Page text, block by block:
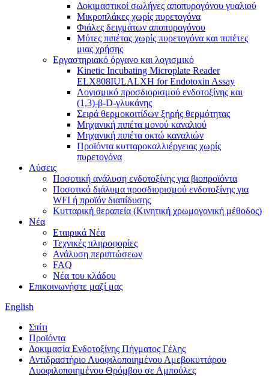
Δοκιμαστικοί σωλήνες αποπυρογόνου γυαλιού
Μικροπλάκες χωρίς πυρετογόνα
Φιάλες δειγμάτων αποπυρογόνου
Μύτες πιπέτας χωρίς πυρετογόνα και πιπέτες
μιας χρήσης
Εργαστηριακό όργανο και λογισμικό
Kinetic Incubating Microplate Reader
ELX808IULALXH for Endotoxin Assay
Λογισμικό προσδιορισμού ενδοτοξίνης και
(1,3)-β-D-γλυκάνης
Σειρά θερμοκοιτίδων ξηρής θερμότητας
Μηχανική πιπέτα μονού καναλιού
Μηχανική πιπέτα οκτώ καναλιών
Προϊόντα κυτταροκαλλιέργειας χωρίς
πυρετογόνα
Λύσεις
Ποσοτική ανάλυση ενδοτοξίνης για βιοπροϊόντα
Ποσοτικό διάλυμα προσδιορισμού ενδοτοξίνης για
WFI ή προϊόν διαπίδυσης
Κυτταρική θεραπεία (Κινητική χρωμογονική μέθοδος)
Νέα
Εταιρικά Νέα
Τεχνικές πληροφορίες
Ανάλυση περιπτώσεων
FAQ
Νέα του κλάδου
Επικοινωνήστε μαζί μας
English
Σπίτι
Προϊόντα
Δοκιμασία Ενδοτοξίνης Πήγματος Γέλης
Αντιδραστήριο Λυοφιλοποιημένου Αμεβοκυττάρου
Λυοφιλοποιημένου Θρόμβου σε Αμπούλες